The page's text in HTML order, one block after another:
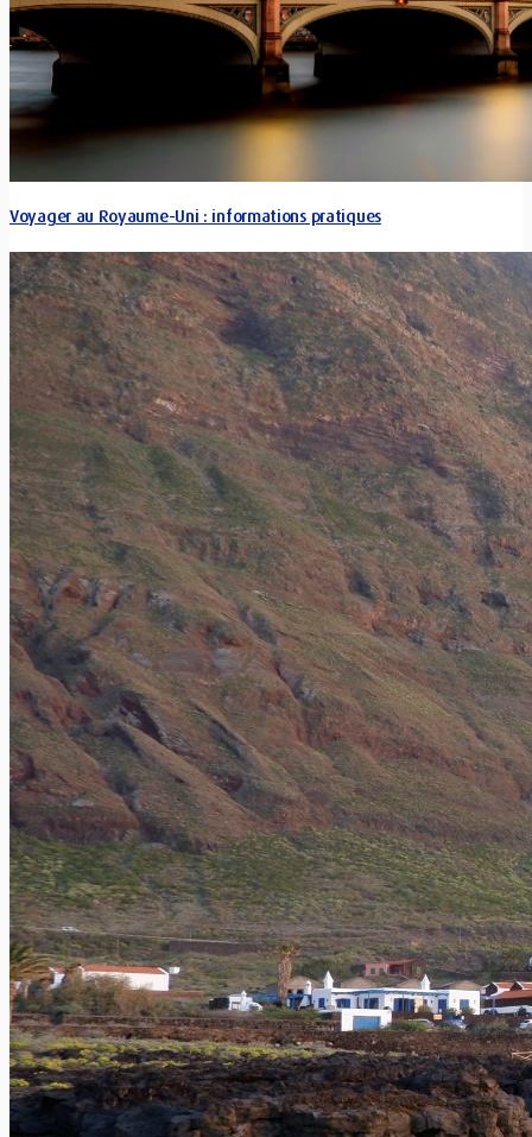
Voyager au Royaume-Uni : informations pratiques